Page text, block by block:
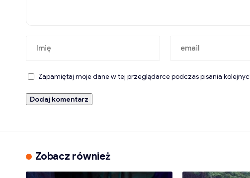
Zapamiętaj moje dane w tej przeglądarce podczas pisania
Zobacz również